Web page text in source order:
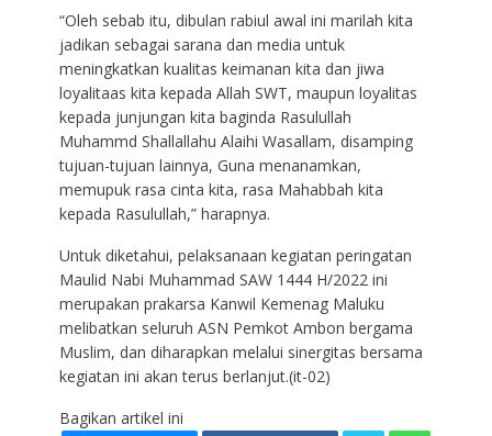
“Oleh sebab itu, dibulan rabiul awal ini marilah kita
jadikan sebagai sarana dan media untuk
meningkatkan kualitas keimanan kita dan jiwa
loyalitaas kita kepada Allah SWT, maupun loyalitas
kepada junjungan kita baginda Rasulullah
Muhammd Shallallahu Alaihi Wasallam, disamping
tujuan-tujuan lainnya, Guna menanamkan,
memupuk rasa cinta kita, rasa Mahabbah kita
kepada Rasulullah,” harapnya.
Untuk diketahui, pelaksanaan kegiatan peringatan
Maulid Nabi Muhammad SAW 1444 H/2022 ini
merupakan prakarsa Kanwil Kemenag Maluku
melibatkan seluruh ASN Pemkot Ambon bergama
Muslim, dan diharapkan melalui sinergitas bersama
kegiatan ini akan terus berlanjut.(it-02)
Bagikan artikel ini